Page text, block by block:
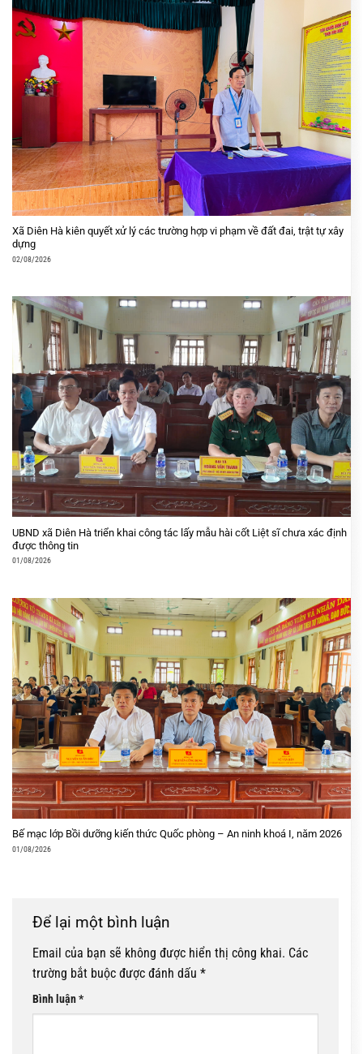
Xã Diên Hà kiên quyết xử lý các trường hợp vi phạm về đất đai, trật tự xây
dựng
02/08/2026
UBND xã Diên Hà triển khai công tác lấy mẫu hài cốt Liệt sĩ chưa xác định
được thông tin
01/08/2026
Bế mạc lớp Bồi dưỡng kiến thức Quốc phòng – An ninh khoá I, năm 2026
01/08/2026
Để lại một bình luận
Email của bạn sẽ không được hiển thị công khai. Các
trường bắt buộc được đánh dấu *
Bình luận*